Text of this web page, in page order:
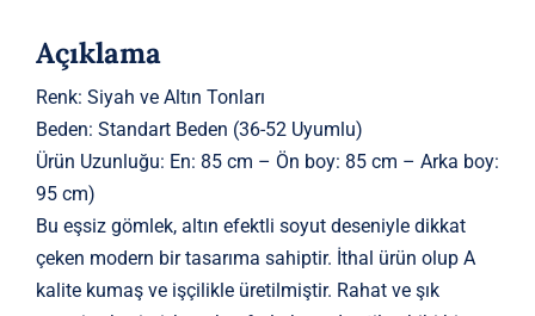
Açıklama
Renk: Siyah ve Altın Tonları
Beden: Standart Beden (36-52 Uyumlu)
Ürün Uzunluğu: En: 85 cm – Ön boy: 85 cm – Arka boy:
95 cm)
Bu eşsiz gömlek, altın efektli soyut deseniyle dikkat
çeken modern bir tasarıma sahiptir. İthal ürün olup A
kalite kumaş ve işçilikle üretilmiştir. Rahat ve şık